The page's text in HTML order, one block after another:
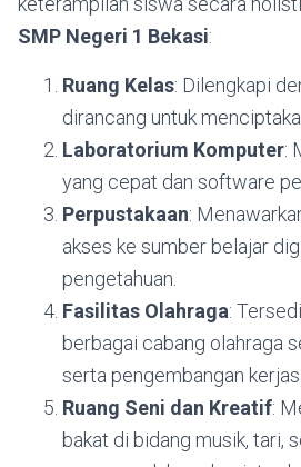
SMP Negeri 1 Bekasi:
Ruang Kelas: Dilengkapi
dirancang untuk
Laboratorium Komputer:
yang cepat dan software
Perpustakaan:
akses ke sumber belajar
pengetahuan.
Fasilitas Olahraga:
berbagai cabang olahraga
serta pengembangan
Ruang Seni dan Kreatif:
bakat di bidang musik, tari,